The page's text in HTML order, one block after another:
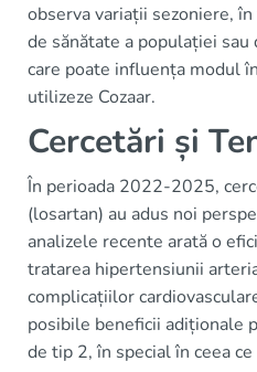
observa variații sezoniere,
de sănătate a populației sau
care poate influența modul
utilizeze Cozaar.
Cercetări și
În perioada 2022-2025,
(losartan) au adus noi
analizele recente arată o
tratarea hipertensiunii
complicațiilor
posibile beneficii adiționale
de tip 2, în special în ceea